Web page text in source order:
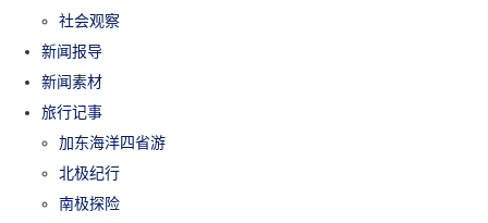
社会观察
新闻报导
新闻素材
旅行记事
加东海洋四省游
北极纪行
南极探险